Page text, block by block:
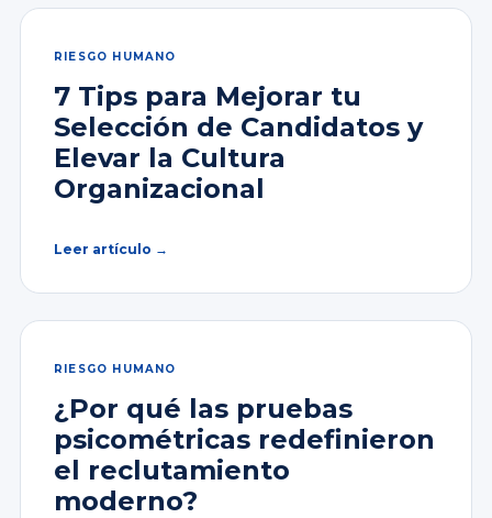
RIESGO HUMANO
7 Tips para Mejorar tu
Selección de Candidatos y
Elevar la Cultura
Organizacional
Leer artículo →
RIESGO HUMANO
¿Por qué las pruebas
psicométricas redefinieron
el reclutamiento
moderno?